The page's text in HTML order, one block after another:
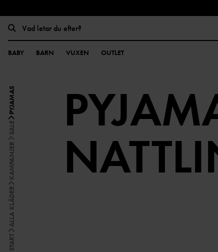
BABY BARN VUXEN OUTLET
START
ALLA KLÄDER
KAMPANJER
SALE
PYJAMAS